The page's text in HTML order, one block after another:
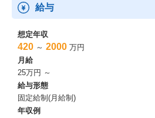
弊社は、M&Aアドバイザーの第二のキ
の関与、投資先企業での経営及びハン
ントに担って頂きたいと考えております
将来的に、自らが経営者として、また
きる機会を提供することで、継続的な
る環境を提供致します。
優秀なアドバイザーをメンバー一同、
す。
給与
想定年収
420 ～ 2000 万円
月給
25万円 ～
給与形態
固定給制(月給制)
年収例